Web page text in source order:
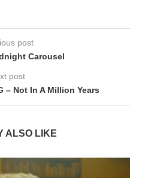
post
Carousel
post
– Not In A Million Years
ALSO LIKE